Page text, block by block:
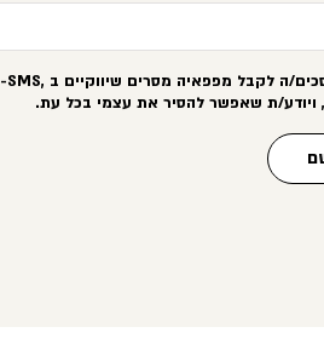
ה לקבל מפפאיה מסרים שיווקיים ב -SMS,
ויודע/ת שאפשר להסיר את עצמי בכל עת.